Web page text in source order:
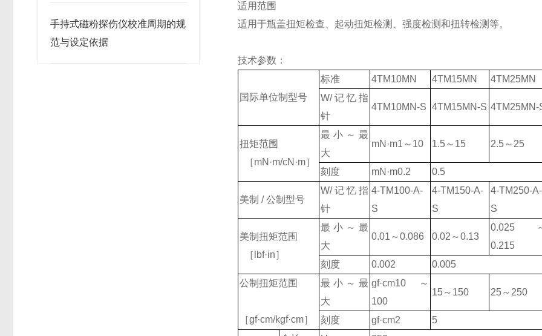
手持式磁粉探伤仪校准周期的规
范与设定依据
适用范围
适用于瓶盖扭矩检查、起动扭矩检测、强度检测和扭转检测等。
技术参数：
国际单位制型号
标准 4TM10MN 4TM15MN 4TM25MN
W/记忆指
针
4TM10MN-S 4TM15MN-S 4TM25MN-
扭矩范围
［mN·m/cN·m］
最小～最
大
mN·m1～10 1.5～15 2.5～25
刻度 mN·m0.2 0.5
美制 / 公制型号
W/记忆指
针
4-TM100-A-
S
4-TM150-A-
S
4-TM250-A-
S
美制扭矩范围
［lbf·in］
最小～最
大
0.01～0.086 0.02～0.13
0.025
0.215
刻度 0.002 0.005
公制扭矩范围
［gf·cm/kgf·cm］
最小～最
大
gf·cm10～
100
15～150 25～250
刻度 gf·cm2 5